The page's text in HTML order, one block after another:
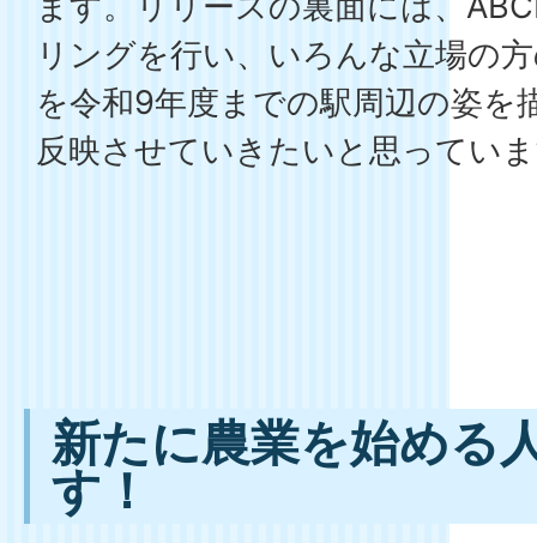
リングを行い、いろんな立場の
を令和9年度までの駅周辺の姿を
反映させていきたいと思ってい
新たに農業を始める
す！